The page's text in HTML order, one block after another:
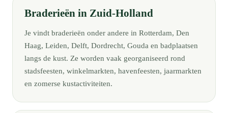
Braderieën in Zuid-Holland
Je vindt braderieën onder andere in Rotterdam, Den
Haag, Leiden, Delft, Dordrecht, Gouda en badplaatsen
langs de kust. Ze worden vaak georganiseerd rond
stadsfeesten, winkelmarkten, havenfeesten, jaarmarkten
en zomerse kustactiviteiten.